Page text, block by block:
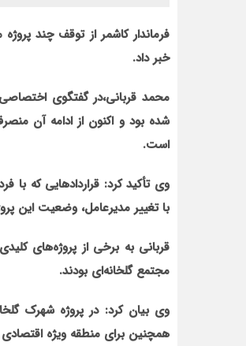
فرماندار کاشمر از توقف چند
خبر داد.
محمد قرباني،در گفتگوی
شده بود و اکنون از ادامه آن
است.
وي تأکيد کرد: قراردادهايی که
با تغيير مديرعامل، وضعيت اين
قرباني به برخي از پروژه
مجتمع گلخانهاي بودند.
وي بيان کرد: در پروژه شهرک
همچنين براي منطقه ويژه